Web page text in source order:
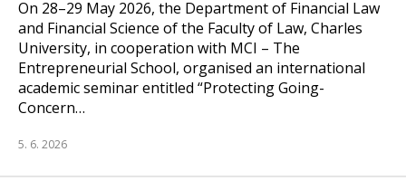
On 28–29 May 2026, the Department of Financial Law
and Financial Science of the Faculty of Law, Charles
University, in cooperation with MCI – The
Entrepreneurial School, organised an international
academic seminar entitled “Protecting Going-
Concern…
5. 6. 2026